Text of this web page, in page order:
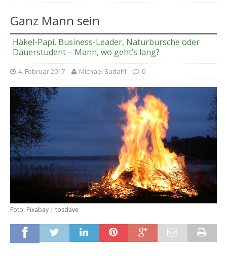
Ganz Mann sein
Häkel-Papi, Business-Leader, Naturbursche oder
Dauerstudent – Mann, wo geht’s lang?
4. Februar 2017 Michael Sudahl 0
Foto: Pixabay | tpsdave